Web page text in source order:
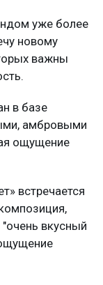
уже более
новому
важны
в базе
амбровыми
ощущение
встречается
вкусный